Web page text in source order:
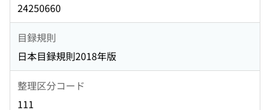
24250660
目録規則
日本目録規則2018年版
整理区分コード
111